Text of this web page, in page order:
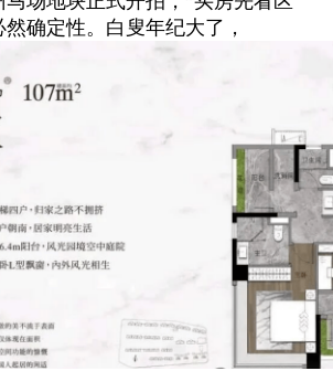
确定性。白叟年纪大了，